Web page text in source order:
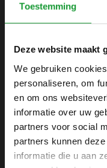
Toestemming
Deze website maakt
We gebruiken
personaliseren, om
en om ons
informatie over uw
partners voor social
partners kunnen
informatie die u aan